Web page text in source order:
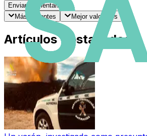
Enviar Comentario
Más recientes
Mejor valorados
Artículos Destacados